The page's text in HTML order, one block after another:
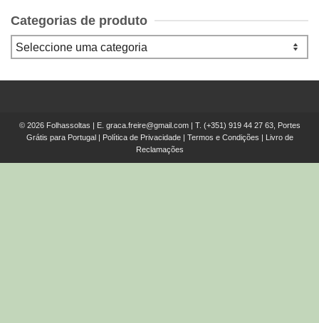
Categorias de produto
© 2026 Folhassoltas | E. graca.freire@gmail.com| T. (+351) 919 44 27 63, Portes
Grátis para Portugal
Política de Privacidade| Termos e Condições
Livro de
Reclamações